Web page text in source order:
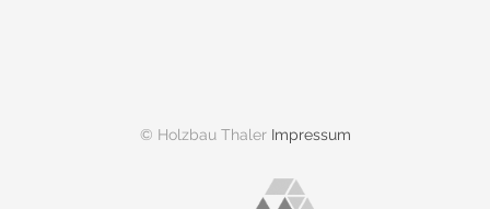
© Holzbau Thaler Impressum